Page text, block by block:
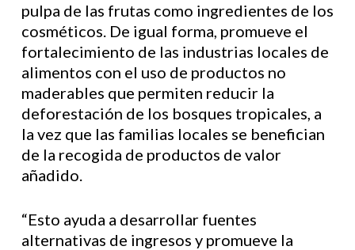
pulpa de las frutas como ingredientes de los
cosméticos. De igual forma, promueve el
fortalecimiento de las industrias locales de
alimentos con el uso de productos no
maderables que permiten reducir la
deforestación de los bosques tropicales, a
la vez que las familias locales se benefician
de la recogida de productos de valor
añadido.
“Esto ayuda a desarrollar fuentes
alternativas de ingresos y promueve la